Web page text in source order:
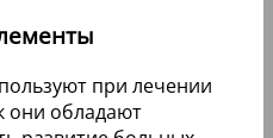
при лечении
они обладают